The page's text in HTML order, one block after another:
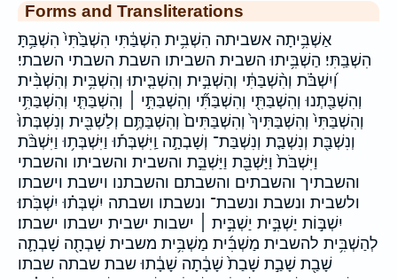
Forms and Transliterations
אַשְׁבִּ֥יתָה אשביתה הִשְׁבִּ֥ית הִשְׁבַּ֔תִּי הִשְׁבַּ֙תִּי֙ הִשְׁבַּ֥תָּ
הִשְׁבַּֽתִּי׃ הַשְׁבִּ֥יתוּ השבית השביתו השבת השבתי השבתי׃
וְ֝יִשְׁבֹּ֗ת וְהִ֨שְׁבַּתִּ֔י וְהִשְׁבִּ֣ית וְהִשְׁבִּ֤יתוּ וְהִשְׁבִּ֥ית וְהִשְׁבִּ֨ית
וְהִשְׁבַּ֖תְנוּ וְהִשְׁבַּתִּ֖י וְהִשְׁבַּתִּ֞י וְהִשְׁבַּתִּ֣י ׀ וְהִשְׁבַּתִּ֤י וְהִשְׁבַּתִּ֥י
וְהִשְׁבַּתִּי֙ וְהִשְׁבַּתִּיךְ֙ וְהִשְׁבַּתִּים֙ וְהִשְׁבַּתֶּ֥ם וְלַשְׁבִּ֖ית וְנִשְׁבְּתוּ֙
וְנִשְׁבַּ֖ת וְנִשְׁבַּ֤ת וְנִשְׁבַּת־ וְשָׁבְתָ֣ה וַֽיִּשְׁבְּת֡וּ וַיִּשְׁבְּת֥וּ וַיִּשְׁבֹּ֨ת
וַיִּשְׁבֹּת֙ וַיַּשְׁבֵּ֖ת וַיַּשְׁבֵּ֣ת והשבית והשביתו והשבתי
והשבתיך והשבתים והשבתם והשבתנו וישבת וישבתו
ולשבית ונשבת ונשבת־ ונשבתו ושבתה יִשְׁבְּת֗וּ יִשְׁבֹּֽתוּ׃
יִשְׁבּ֣וֹת יַשְׁבִּ֣ית יַשְׁבִּ֣ית ׀ ישבות ישבית ישבתו ישבתו׃
לְהַשְׁבִּ֥ית להשבית מַשְׁבִּ֜ית מַשְׁבִּ֥ית משבית שָׁבְתָ֖ה שָׁבְתָ֛ה
שָׁבַ֖ת שָׁבַ֣ת שָׁבַת֙ שָׁבָ֔תָה שָׁבָ֔תוּ שבת שבתה שבתו